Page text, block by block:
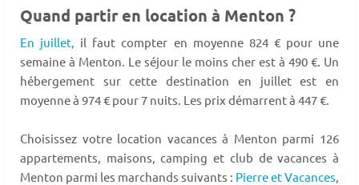
Quand partir en location à Menton ?
En juillet,
il faut compter en moyenne 824 € pour une
semaine à Menton. Le séjour le moins cher est à 490 €. Un
hébergement sur cette destination en juillet est en
moyenne à 974 € pour 7 nuits. Les prix démarrent à 447 €.
Choisissez votre location vacances à Menton parmi 126
appartements, maisons, camping et club de vacances à
Menton parmi les marchands suivants : Pierre et Vacances